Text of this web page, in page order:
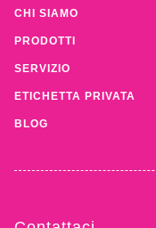
CHI SIAMO
PRODOTTI
SERVIZIO
ETICHETTA PRIVATA
BLOG